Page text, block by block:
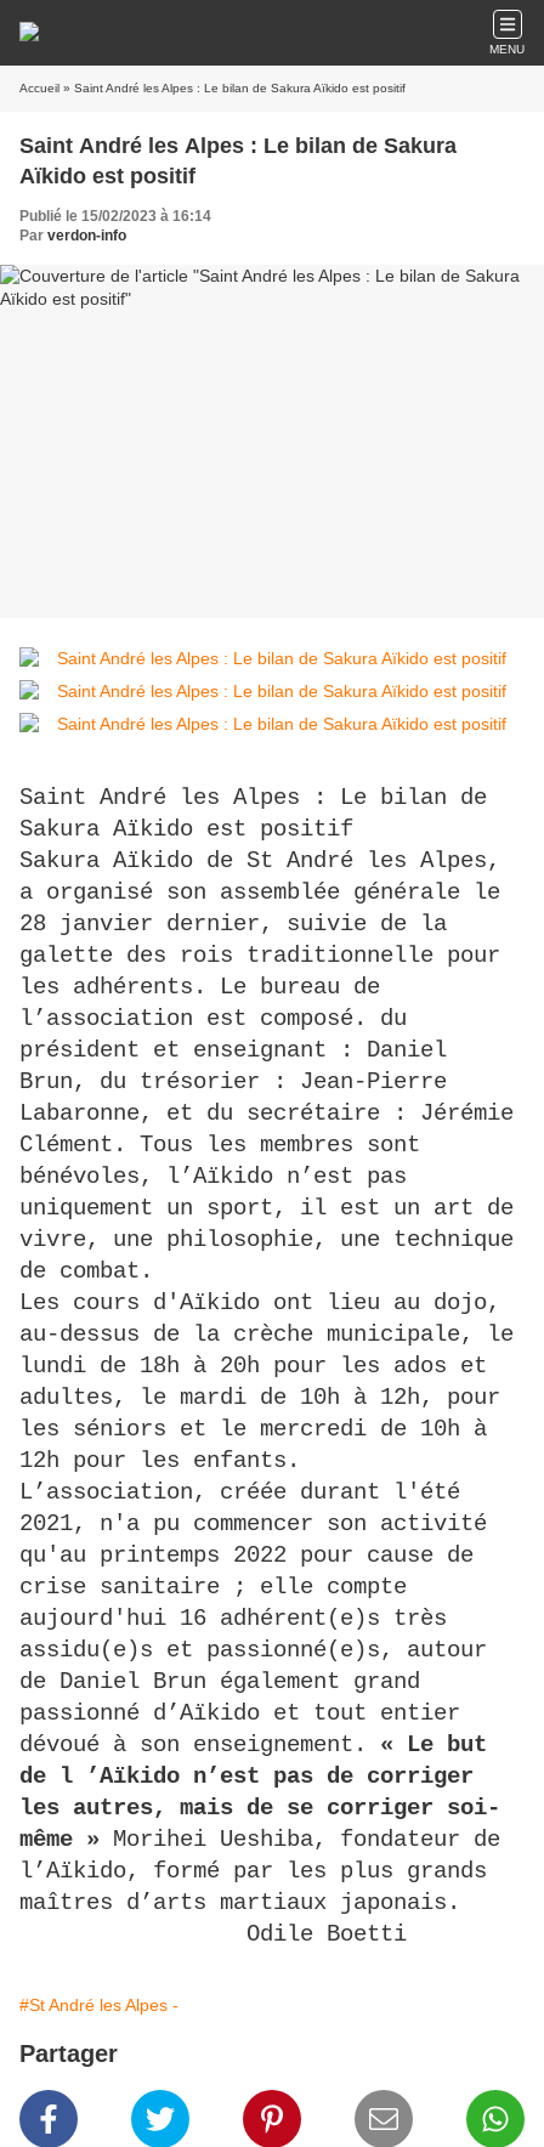
MENU
Accueil » Saint André les Alpes : Le bilan de Sakura Aïkido est positif
Saint André les Alpes : Le bilan de Sakura
Aïkido est positif
Publié le 15/02/2023 à 16:14
Par verdon-info
Saint André les Alpes : Le bilan de
Sakura Aïkido est positif
Sakura Aïkido de St André les Alpes,
a organisé son assemblée générale le
28 janvier dernier, suivie de la
galette des rois traditionnelle pour
les adhérents. Le bureau de
l’association est composé. du
président et enseignant : Daniel
Brun, du trésorier : Jean-Pierre
Labaronne, et du secrétaire : Jérémie
Clément. Tous les membres sont
bénévoles, l’Aïkido n’est pas
uniquement un sport, il est un art de
vivre, une philosophie, une technique
de combat.
Les cours d'Aïkido ont lieu au dojo,
au-dessus de la crèche municipale, le
lundi de 18h à 20h pour les ados et
adultes, le mardi de 10h à 12h, pour
les séniors et le mercredi de 10h à
12h pour les enfants.
L’association, créée durant l'été
2021, n'a pu commencer son activité
qu'au printemps 2022 pour cause de
crise sanitaire ; elle compte
aujourd'hui 16 adhérent(e)s très
assidu(e)s et passionné(e)s, autour
de Daniel Brun également grand
passionné d’Aïkido et tout entier
dévoué à son enseignement. « Le but
de l ’Aïkido n’est pas de corriger
les autres, mais de se corriger soi-
même » Morihei Ueshiba, fondateur de
l’Aïkido, formé par les plus grands
maîtres d’arts martiaux japonais.
Odile Boetti
#St André les Alpes -
Partager